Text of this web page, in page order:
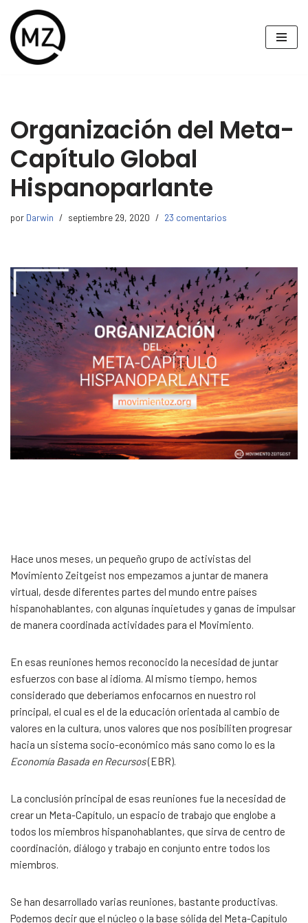
Saltar
al
Organización del Meta-
Capítulo Global
Hispanoparlante
por Darwin septiembre 29, 2020 23 comentarios
Hace unos meses, un pequeño grupo de activistas del
Movimiento Zeitgeist nos empezamos a juntar de manera
virtual, desde diferentes partes del mundo entre países
hispanohablantes, con algunas inquietudes y ganas de impulsar
de manera coordinada actividades para el Movimiento.
En esas reuniones hemos reconocido la necesidad de juntar
esfuerzos con base al idioma. Al mismo tiempo, hemos
considerado que deberíamos enfocarnos en nuestro rol
principal, el cual es el de la educación orientada al cambio de
valores en la cultura, unos valores que nos posibiliten progresar
hacia un sistema socio-económico más sano como lo es la
Economía Basada en Recursos(EBR).
La conclusión principal de esas reuniones fue la necesidad de
crear un Meta-Capítulo, un espacio de trabajo que englobe a
todos los miembros hispanohablantes, que sirva de centro de
coordinación, diálogo y trabajo en conjunto entre todos los
miembros.
Se han desarrollado varias reuniones, bastante productivas.
Podemos decir que el núcleo o la base sólida del Meta-Capítulo